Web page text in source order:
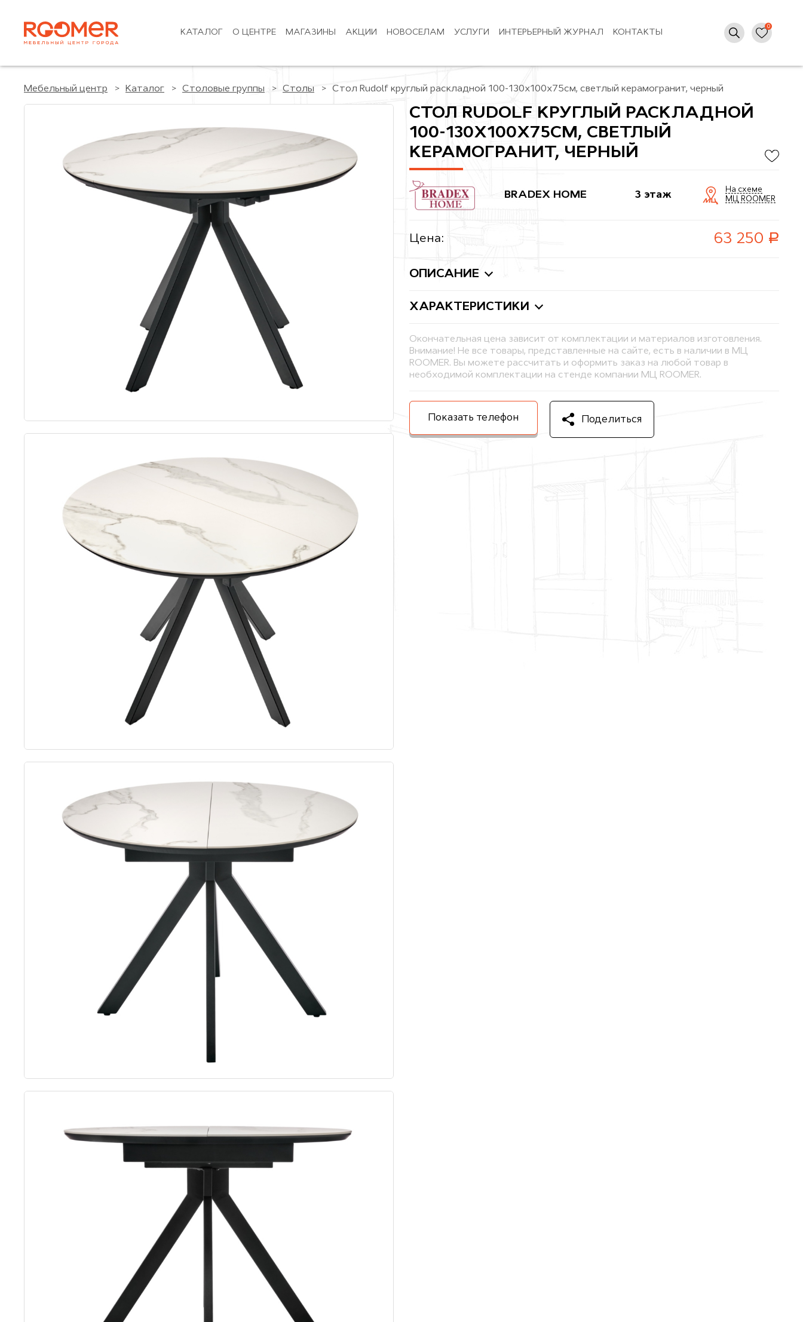
КАТАЛОГ О ЦЕНТРЕ МАГАЗИНЫ АКЦИИ НОВОСЕЛАМ УСЛУГИ ИНТЕРЬЕРНЫЙ ЖУРНАЛ КОНТАКТЫ
Мебельный центр Каталог Столовые группы Столы Стол Rudolf круглый раскладной 100-130x100x75см, светлый керамогранит, черный
СТОЛ RUDOLF КРУГЛЫЙ РАСКЛАДНОЙ
100-130X100X75СМ, СВЕТЛЫЙ
КЕРАМОГРАНИТ, ЧЕРНЫЙ
BRADEX HOME 3 этаж
На схеме
МЦ ROOMER
Цена: 63 250 руб.
ОПИСАНИЕ
ХАРАКТЕРИСТИКИ
Окончательная цена зависит от комплектации и материалов изготовления.
Внимание! Не все товары, представленные на сайте, есть в наличии в МЦ
ROOMER. Вы можете рассчитать и оформить заказ на любой товар в
необходимой комплектации на стенде компании МЦ ROOMER.
Показать телефон Поделиться